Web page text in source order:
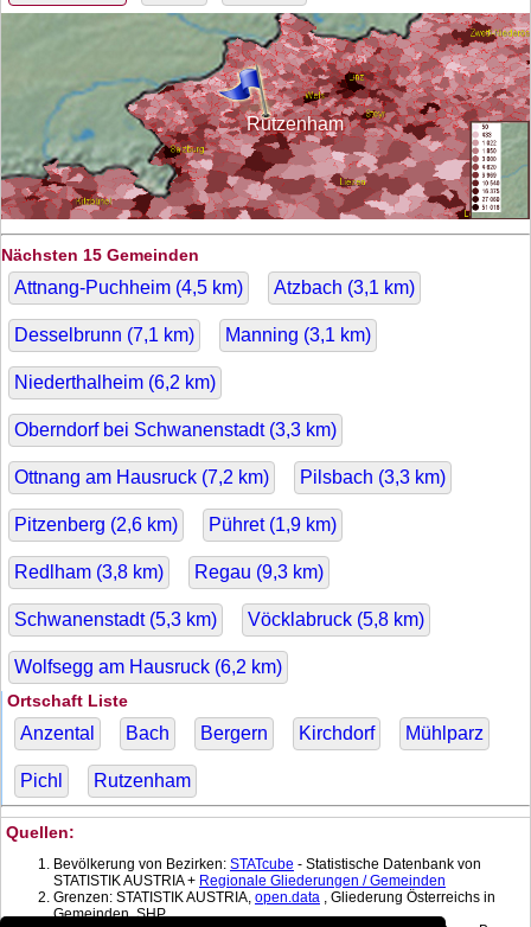
Rutzenham
Nächsten 15 Gemeinden
Attnang-Puchheim (4,5 km) Atzbach (3,1 km)
Desselbrunn (7,1 km) Manning (3,1 km)
Niederthalheim (6,2 km)
Oberndorf bei Schwanenstadt (3,3 km)
Ottnang am Hausruck (7,2 km) Pilsbach (3,3 km)
Pitzenberg (2,6 km) Pühret (1,9 km)
Redlham (3,8 km) Regau (9,3 km)
Schwanenstadt (5,3 km) Vöcklabruck (5,8 km)
Wolfsegg am Hausruck (6,2 km)
Ortschaft Liste
Anzental Bach Bergern Kirchdorf Mühlparz
Pichl Rutzenham
Quellen:
Bevölkerung von Bezirken: STATcube - Statistische Datenbank von
STATISTIK AUSTRIA + Regionale Gliederungen / Gemeinden
Grenzen: STATISTIK AUSTRIA, open.data , Gliederung Österreichs in
Gemeinden, SHP